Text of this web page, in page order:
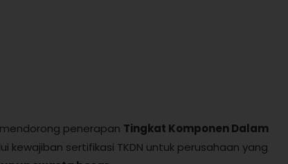
penerapan Tingkat Komponen Dalam
kewajiban sertifikasi TKDN untuk perusahaan yang